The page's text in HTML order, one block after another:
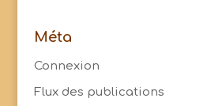
Méta
Connexion
Flux des publications